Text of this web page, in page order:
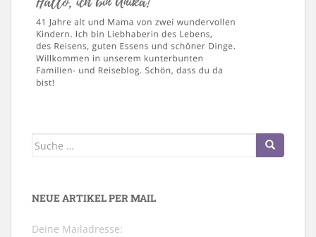
Suche
NEUE ARTIKEL PER MAIL
Deine Mailadresse: